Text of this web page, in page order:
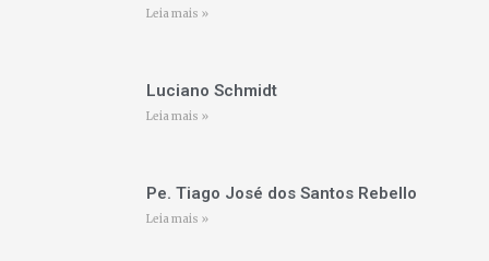
Leia mais »
Luciano Schmidt
Leia mais »
Pe. Tiago José dos Santos Rebello
Leia mais »